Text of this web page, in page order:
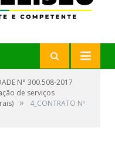
N° 300.508-2017
de serviços
»
4_CONTRATO Nº